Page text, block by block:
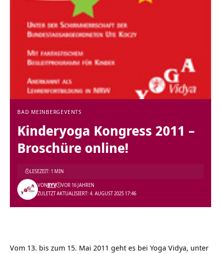
BAD MEINBERG EVENTS
Kinderyoga Kongress 2011 –
Broschüre online!
ZULETZT AKTUALISIERT: 4. AUGUST 2025 17:46
VONBYV VOR 16 JAHREN
LESEZEIT: 1 MIN
Vom 13. bis zum 15. Mai 2011 geht es bei Yoga Vidya, unter